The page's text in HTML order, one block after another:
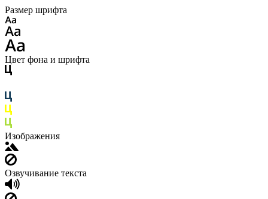
Размер шрифта
Цвет фона и шрифта
Изображения
Озвучивание текста